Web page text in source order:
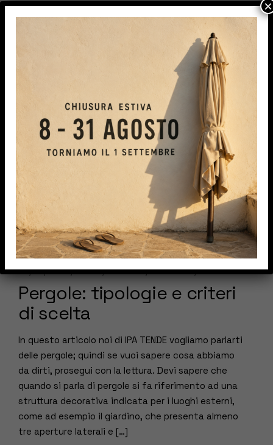
23/07/2024 NEWS PERGOLE TIPOLOGIE BY DATA
Pergole: tipologie e criteri
di scelta
In questo articolo noi di IPA TENDE vogliamo parlarti
delle pergole; quindi se vuoi sapere cosa abbiamo
da dirti, prosegui con la lettura. Devi sapere che
quando si parla di pergole si fa riferimento ad una
struttura decorativa indicata per i luoghi esterni,
come ad esempio il giardino, che presenta almeno
tre aperture laterali e […]
×